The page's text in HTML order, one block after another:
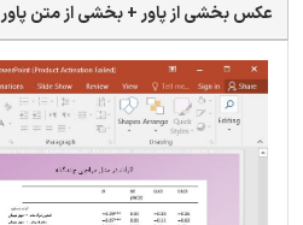
عکس بخشی از پاور + بخشی از متن پاور